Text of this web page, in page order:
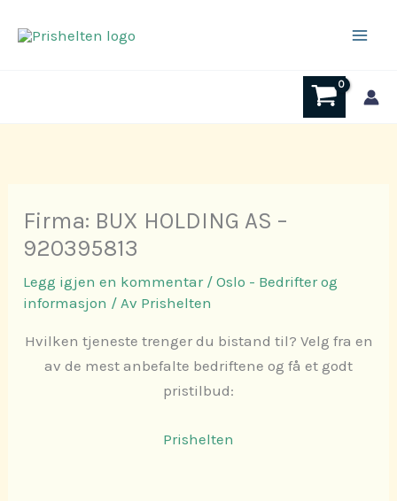
rett
Firma: BUX HOLDING AS –
920395813
Legg igjen en kommentar /Oslo - Bedrifter og
informasjon / Av Prishelten
Hvilken tjeneste trenger du bistand til? Velg fra en
av de mest anbefalte bedriftene og få et godt
pristilbud:
Prishelten